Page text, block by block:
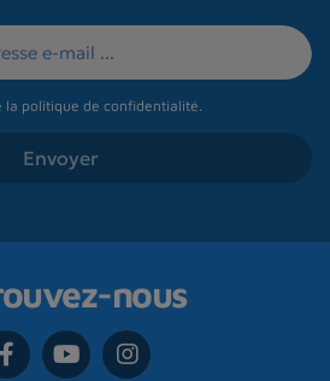
la politique de confidentialité.
nous